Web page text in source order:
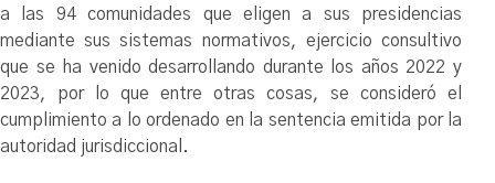
a las 94 comunidades que eligen a sus presidencias
mediante sus sistemas normativos, ejercicio consultivo
que se ha venido desarrollando durante los años 2022 y
2023, por lo que entre otras cosas, se consideró el
cumplimiento a lo ordenado en la sentencia emitida por la
autoridad jurisdiccional.